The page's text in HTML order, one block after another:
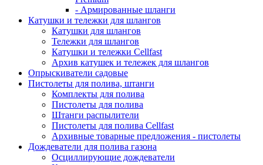
- Армированные шланги
Катушки и тележки для шлангов
Катушки для шлангов
Тележки для шлангов
Катушки и тележки Cellfast
Архив катушек и тележек для шлангов
Опрыскиватели садовые
Пистолеты для полива, штанги
Комплекты для полива
Пистолеты для полива
Штанги распылители
Пистолеты для полива Cellfast
Архивные товарные предложения - пистолеты
Дождеватели для полива газона
Осциллирующие дождеватели